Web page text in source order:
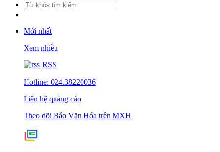
Mới nhất
Xem nhiều
RSS
Hotline: 024.38220036
Liên hệ quảng cáo
Theo dõi Báo Văn Hóa trên MXH